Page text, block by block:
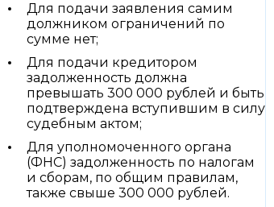
Для подачи заявления самим
должником ограничений по
сумме нет;
Для подачи кредитором
задолженность должна
превышать 300 000 рублей и быть
подтверждена вступившим в силу
судебным актом;
Для уполномоченного органа
(ФНС) задолженность по налогам
и сборам, по общим правилам,
также свыше 300 000 рублей.